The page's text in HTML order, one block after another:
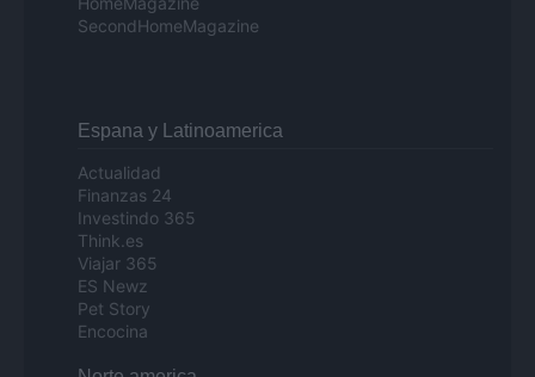
SecondHomeMagazine
Espana y Latinoamerica
Actualidad
Finanzas 24
Investindo 365
Think.es
Viajar 365
ES Newz
Pet Story
Encocina